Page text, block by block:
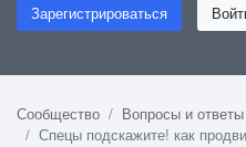
Зарегистрироваться
Сообщество
Вопросы и ответы
Спецы подскажите! как